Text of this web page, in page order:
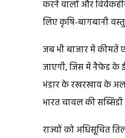
करने वालों और
लिए कृषि-बागबानी
जब भी बाजार में कीमतें
जाएगी, जिस में नैफेड के
भंडार के रखरखाव के
भारत चावल की
राज्यों को अधिसूचित